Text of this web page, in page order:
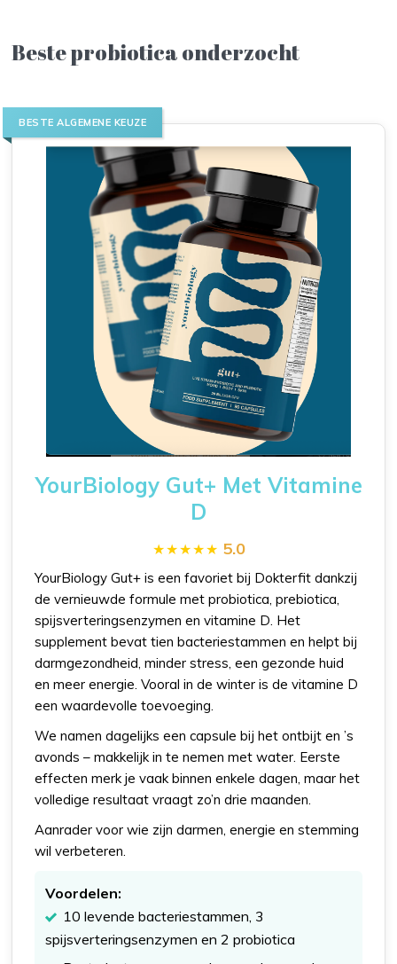
Beste probiotica onderzocht
BESTE ALGEMENE KEUZE
YourBiology Gut+ Met Vitamine
D
5.0
YourBiology Gut+ is een favoriet bij Dokterfit dankzij
de vernieuwde formule met probiotica, prebiotica,
spijsverteringsenzymen en vitamine D. Het
supplement bevat tien bacteriestammen en helpt bij
darmgezondheid, minder stress, een gezonde huid
en meer energie. Vooral in de winter is de vitamine D
een waardevolle toevoeging.
We namen dagelijks een capsule bij het ontbijt en ’s
avonds – makkelijk in te nemen met water. Eerste
effecten merk je vaak binnen enkele dagen, maar het
volledige resultaat vraagt zo’n drie maanden.
Aanrader voor wie zijn darmen, energie en stemming
wil verbeteren.
Voordelen:
10 levende bacteriestammen, 3
spijsverteringsenzymen en 2 probiotica